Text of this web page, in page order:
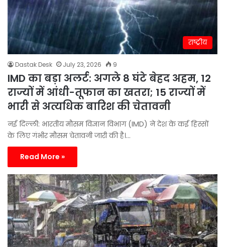
राष्ट्रीय
Dastak Desk July 23, 2026 9
IMD का बड़ा अलर्ट: अगले 8 घंटे बेहद अहम, 12
राज्यों में आंधी-तूफान का खतरा; 15 राज्यों में
भारी से अत्यधिक बारिश की चेतावनी
नई दिल्ली: भारतीय मौसम विज्ञान विभाग (IMD) ने देश के कई हिस्सों
के लिए गंभीर मौसम चेतावनी जारी की है।…
Read More »